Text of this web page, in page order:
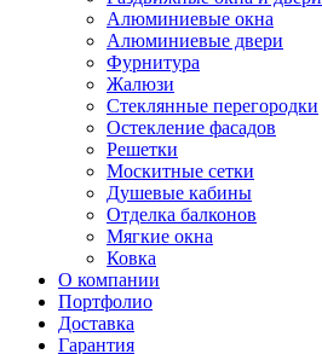
Алюминиевые окна
Алюминиевые двери
Фурнитура
Жалюзи
Стеклянные перегородки
Остекление фасадов
Решетки
Москитные сетки
Душевые кабины
Отделка балконов
Мягкие окна
Ковка
О компании
Портфолио
Доставка
Гарантия